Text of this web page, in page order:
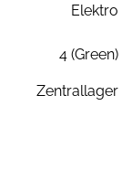
Elektro
4 (Green)
Zentrallager